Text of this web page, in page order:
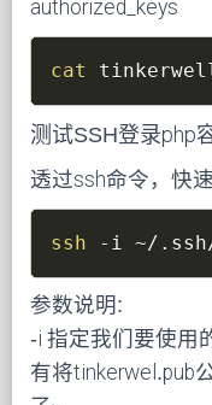
authorized_keys
cat
测试SSH登录php
透过ssh命令，快
ssh -i ~/
参数说明:
-i 指定我们要使用
有将tinkerwel.pub